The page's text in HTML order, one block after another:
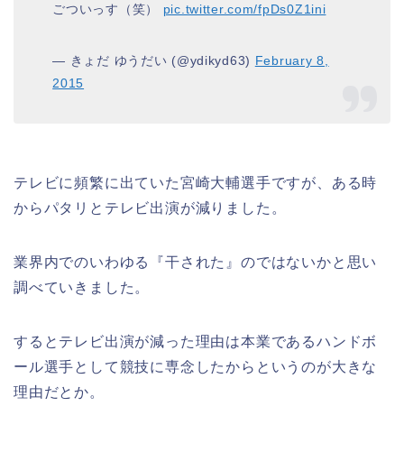
ごついっす（笑） pic.twitter.com/fpDs0Z1ini
— きょだ ゆうだい (@ydikyd63) February 8,
2015
テレビに頻繁に出ていた宮崎大輔選手ですが、ある時
からパタリとテレビ出演が減りました。
業界内でのいわゆる『干された』のではないかと思い
調べていきました。
するとテレビ出演が減った理由は本業であるハンドボ
ール選手として競技に専念したからというのが大きな
理由だとか。